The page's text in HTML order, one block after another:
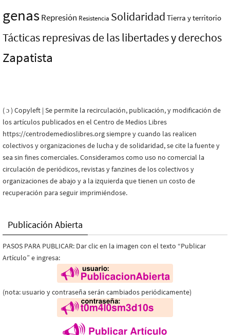
genasRepresión Resistencia Solidaridad Tierra y territorio
Tácticas represivas de las libertades y derechos
Zapatista
( ɔ ) Copyleft | Se permite la recirculación, publicación, y modificación de
los artículos publicados en el Centro de Medios Libres
https://centrodemedioslibres.org siempre y cuando las realicen
colectivos y organizaciones de lucha y de solidaridad, se cite la fuente y
sea sin fines comerciales. Consideramos como uso no comercial la
circulación de periódicos, revistas y fanzines de los colectivos y
organizaciones de abajo y a la izquierda que tienen un costo de
recuperación para seguir imprimiéndose.
Publicación Abierta
PASOS PARA PUBLICAR: Dar clic en la imagen con el texto “Publicar
Artículo” e ingresa:
(nota: usuario y contraseña serán cambiados periódicamente)